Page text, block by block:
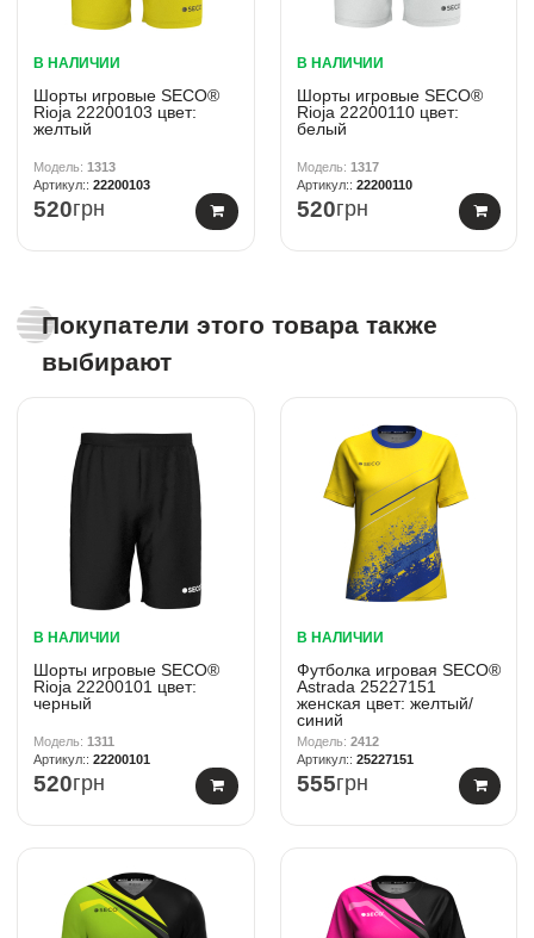
В НАЛИЧИИ
Шорты игровые SECO®
Rioja 22200103 цвет:
желтый
1313
22200103
520грн
В НАЛИЧИИ
Шорты игровые SECO®
Rioja 22200110 цвет:
белый
1317
22200110
520грн
Покупатели этого товара также
выбирают
В НАЛИЧИИ
Шорты игровые SECO®
Rioja 22200101 цвет:
черный
1311
22200101
520грн
В НАЛИЧИИ
Футболка игровая SECO®
Astrada 25227151
женская цвет: желтый/
синий
2412
25227151
555грн